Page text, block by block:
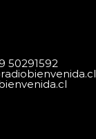
50291592